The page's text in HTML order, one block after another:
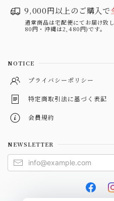
9,000円以上のご購入で
通常商品は宅配便にてお届け致
80円・沖縄は2,480円)です。
NOTICE
プライバシーポリシー
特定商取引法に基づく表記
会員規約
NEWSLETTER